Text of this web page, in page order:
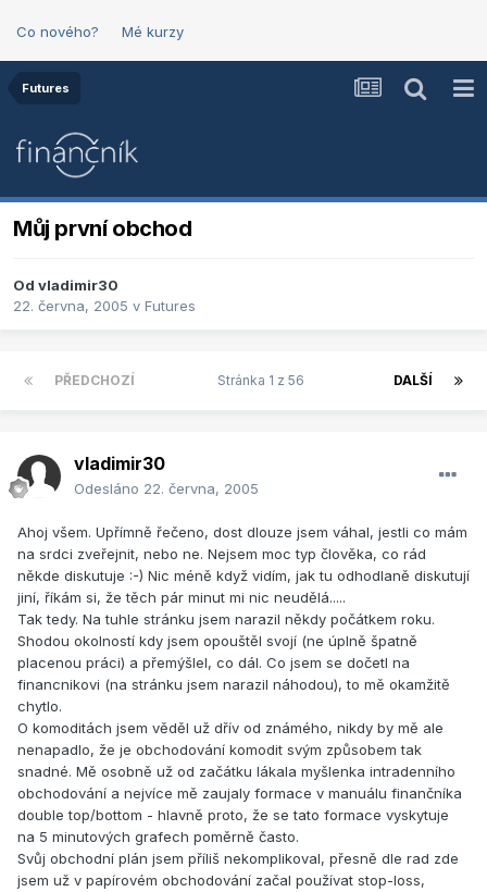
Co nového? Mé kurzy
Futures
Můj první obchod
Od vladimir30
22. června, 2005 v Futures
PŘEDCHOZÍ DALŠÍ
Stránka 1 z 56
vladimir30
Odesláno 22. června, 2005
Ahoj všem. Upřímně řečeno, dost dlouze jsem váhal, jestli co mám
na srdci zveřejnit, nebo ne. Nejsem moc typ člověka, co rád
někde diskutuje :-) Nic méně když vidím, jak tu odhodlaně diskutují
jiní, říkám si, že těch pár minut mi nic neudělá.....
Tak tedy. Na tuhle stránku jsem narazil někdy počátkem roku.
Shodou okolností kdy jsem opouštěl svojí (ne úplně špatně
placenou práci) a přemýšlel, co dál. Co jsem se dočetl na
financnikovi (na stránku jsem narazil náhodou), to mě okamžitě
chytlo.
O komoditách jsem věděl už dřív od známého, nikdy by mě ale
nenapadlo, že je obchodování komodit svým způsobem tak
snadné. Mě osobně už od začátku lákala myšlenka intradenního
obchodování a nejvíce mě zaujaly formace v manuálu finančníka
double top/bottom - hlavně proto, že se tato formace vyskytuje
na 5 minutových grafech poměrně často.
Svůj obchodní plán jsem příliš nekomplikoval, přesně dle rad zde
jsem už v papírovém obchodování začal používat stop-loss,